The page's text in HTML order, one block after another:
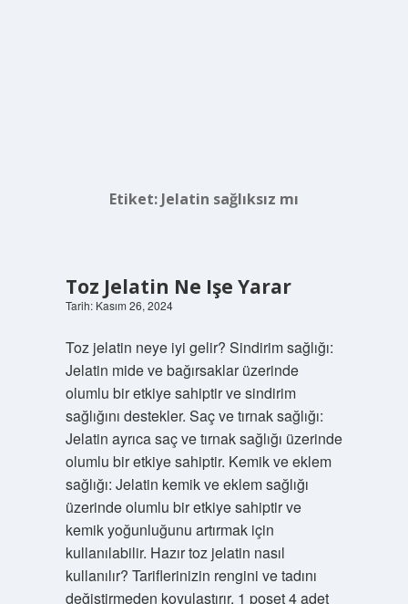
Etiket: Jelatin sağlıksız mı
Toz Jelatin Ne Işe Yarar
Tarih: Kasım 26, 2024
Toz jelatin neye iyi gelir? Sindirim sağlığı:
Jelatin mide ve bağırsaklar üzerinde
olumlu bir etkiye sahiptir ve sindirim
sağlığını destekler. Saç ve tırnak sağlığı:
Jelatin ayrıca saç ve tırnak sağlığı üzerinde
olumlu bir etkiye sahiptir. Kemik ve eklem
sağlığı: Jelatin kemik ve eklem sağlığı
üzerinde olumlu bir etkiye sahiptir ve
kemik yoğunluğunu artırmak için
kullanılabilir. Hazır toz jelatin nasıl
kullanılır? Tariflerinizin rengini ve tadını
değiştirmeden koyulaştırır. 1 poşet 4 adet